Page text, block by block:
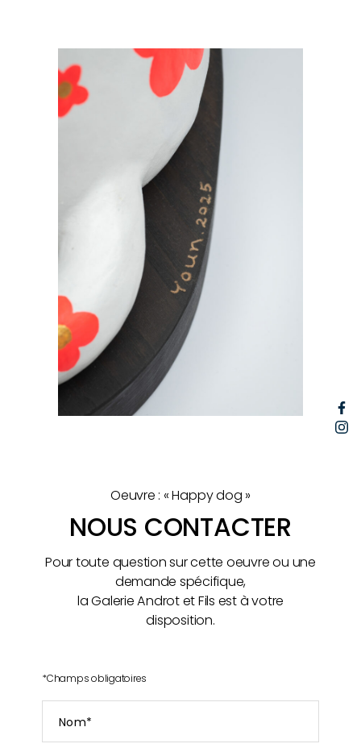
Oeuvre : « Happy dog »
NOUS CONTACTER
Pour toute question sur cette oeuvre ou une
demande spécifique,
la Galerie Androt et Fils est à votre
disposition.
*Champs obligatoires